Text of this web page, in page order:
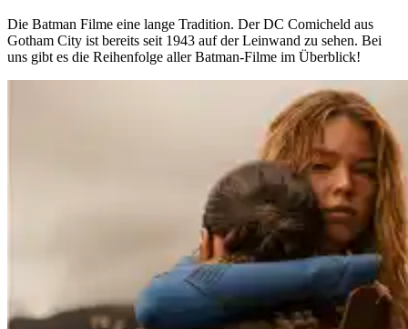
Die Batman Filme eine lange Tradition. Der DC Comicheld aus
Gotham City ist bereits seit 1943 auf der Leinwand zu sehen. Bei
uns gibt es die Reihenfolge aller Batman-Filme im Überblick!